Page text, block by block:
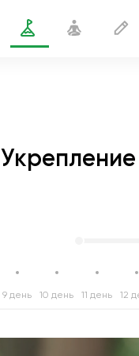
9 день 10 день 11 день 12